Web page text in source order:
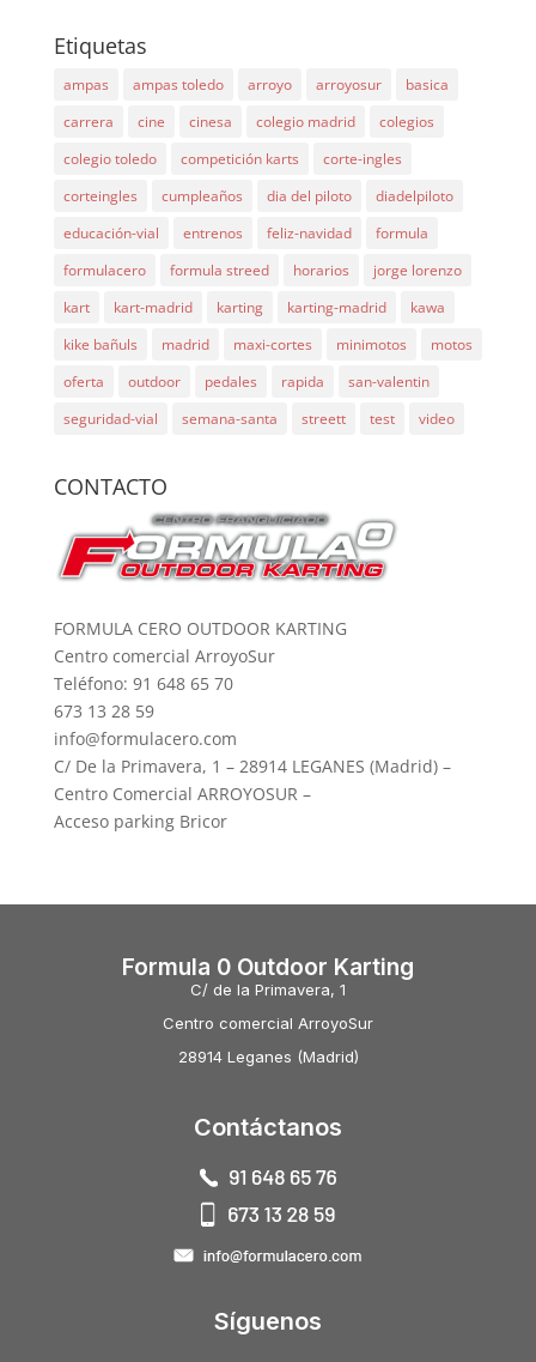
Etiquetas
ampas ampas toledo arroyo arroyosur
basica
carrera
cine cinesa colegio madrid
colegios
colegio toledo
competición karts
corte-ingles
corteingles
cumpleaños dia del piloto
diadelpiloto
educación-vial
entrenos feliz-navidad
formula
formulacero
formula streed horarios
jorge lorenzo
kart
kart-madrid karting karting-madrid
kawa
kike bañuls
madrid maxi-cortes minimotos
motos
oferta
outdoor pedales rapida
san-valentin
seguridad-vial
semana-santa streett test video
CONTACTO
FORMULA CERO OUTDOOR KARTING
Centro comercial ArroyoSur
Teléfono: 91 648 65 70
673 13 28 59
info@formulacero.com
C/ De la Primavera, 1 – 28914 LEGANES (Madrid) –
Centro Comercial ARROYOSUR –
Acceso parking Bricor
Formula 0 Outdoor Karting
C/ de la Primavera, 1
Centro comercial ArroyoSur
28914 Leganes (Madrid)
Contáctanos
Síguenos